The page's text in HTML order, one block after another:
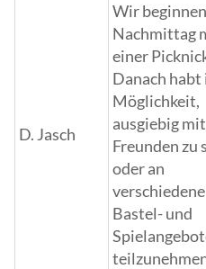
D. Jasch
Wir
Nachmittag
einer
Danach
Möglichkeit,
ausgiebig
Freunden zu
oder an
Bastel- und